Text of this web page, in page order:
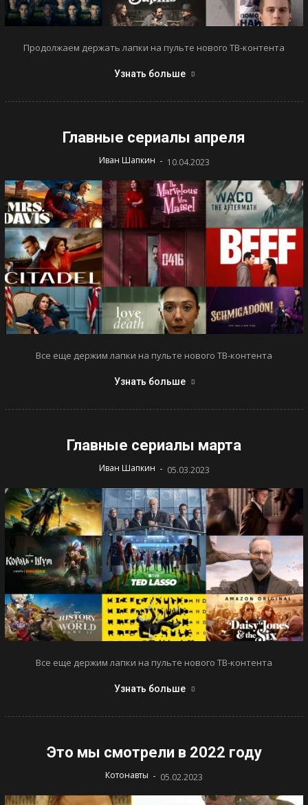
Продолжаем держать лапки на пульте нового ТВ-контента
Узнать больше
Главные сериалы апреля
Иван Шапкин - 10.04.2023
Все еще держим лапки на пульте нового ТВ-контента
Узнать больше
Главные сериалы марта
Иван Шапкин - 05.03.2023
Все еще держим лапки на пульте нового ТВ-контента
Узнать больше
Это мы смотрели в 2022 году
Котонавты - 05.02.2023